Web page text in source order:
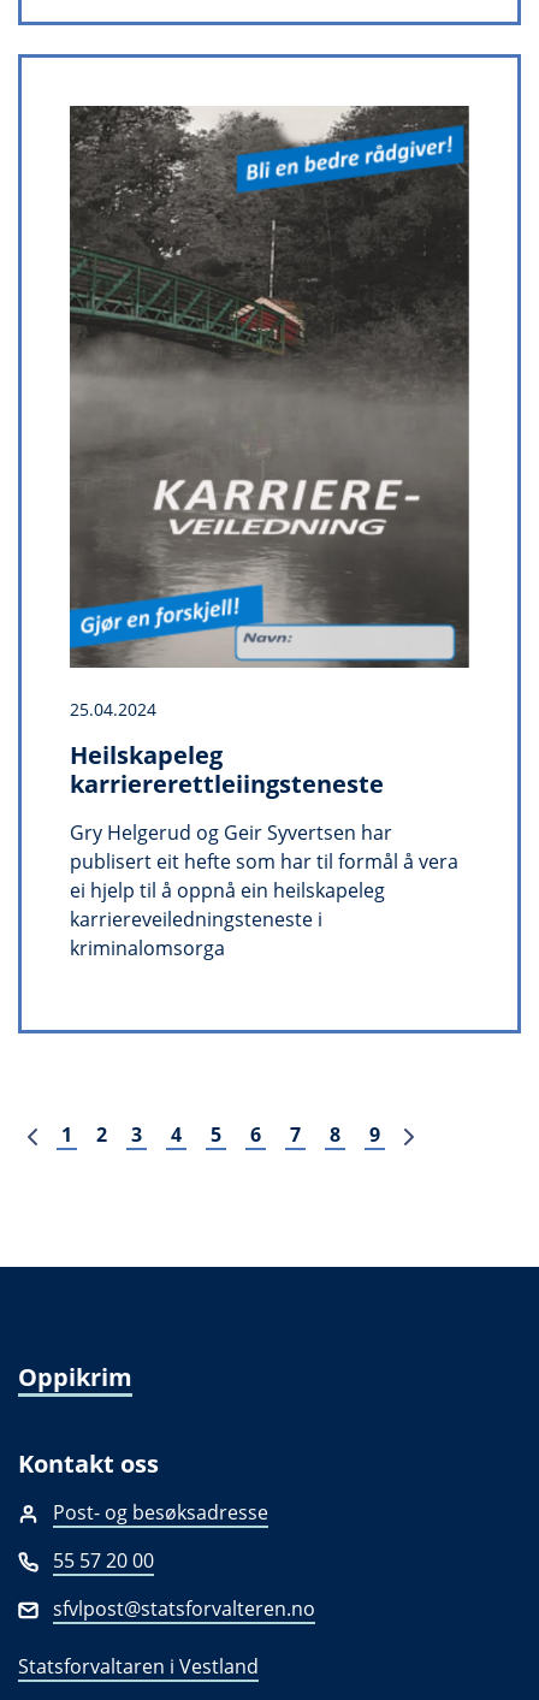
25.04.2024
Heilskapeleg
karriererettleiingsteneste
Gry Helgerud og Geir Syvertsen har
publisert eit hefte som har til formål å vera
ei hjelp til å oppnå ein heilskapeleg
karriereveiledningsteneste i
kriminalomsorga
Førre
1 2 3 4 5 6 7 8 9
Oppikrim
Kontakt oss
Post- og besøksadresse
55 57 20 00
sfvlpost@statsforvalteren.no
Statsforvaltaren i Vestland